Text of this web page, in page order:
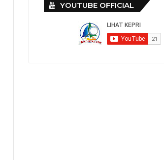
YOUTUBE OFFICIAL